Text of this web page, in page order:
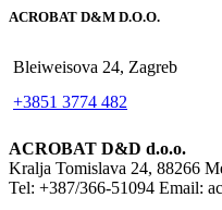
ACROBAT D&M D.O.O.
Bleiweisova 24, Zagreb
+3851 3774 482
ACROBAT D&D d.o.o.
Kralja Tomislava 24, 88266
Tel: +387/366-51094 Email: